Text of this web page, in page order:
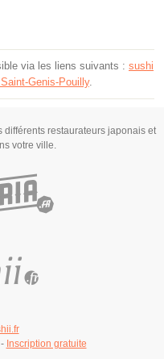
via les liens suivants : sushi
Genis-Pouilly.
restaurateurs japonais et
votre ville.
Inscription gratuite